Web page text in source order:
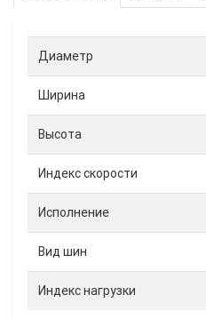
Диаметр
Ширина
Высота
Индекс скорости
Исполнение
Вид шин
Индекс нагрузки